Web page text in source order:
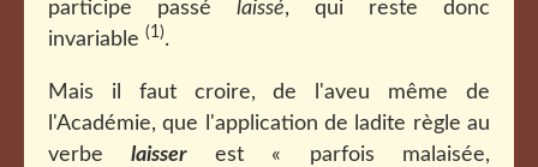
participe passé laissé, qui reste donc
invariable (1).
Mais il faut croire, de l'aveu même de
l'Académie, que l'application de ladite règle au
verbelaisserest « parfois malaisée,